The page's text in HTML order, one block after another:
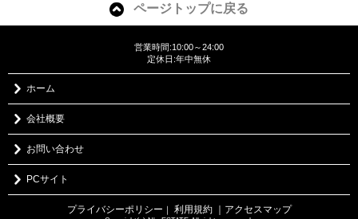
ページトップに戻る
営業時間:10:00～24:00
定休日:年中無休
ホーム
会社概要
お問い合わせ
PCサイト
プライバシーポリシー ｜ 利用規約 ｜アクセスマップ